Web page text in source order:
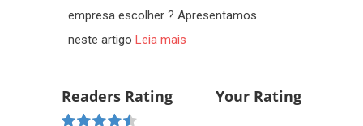
empresa escolher ? Apresentamos
neste artigo Leia mais
Readers Rating
Rated 4.5 stars
Your Rating